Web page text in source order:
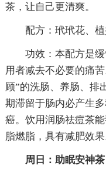
茶，让自己更清爽。
配方：玳玳花、植
功效：本配方是缓
用者减去不必要的痛
顾”的洗肠、养肠、排
期滞留于肠内必产生
癌。饮用润肠祛痘茶
脂燃脂，具有减肥效果
周日：助眠安神茶